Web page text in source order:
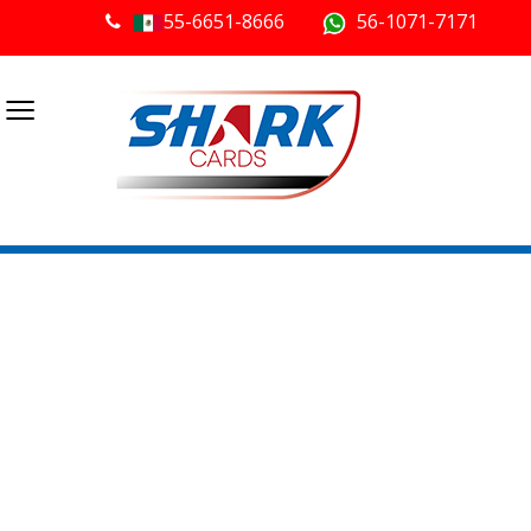
55-6651-8666 56-1071-7171
≡